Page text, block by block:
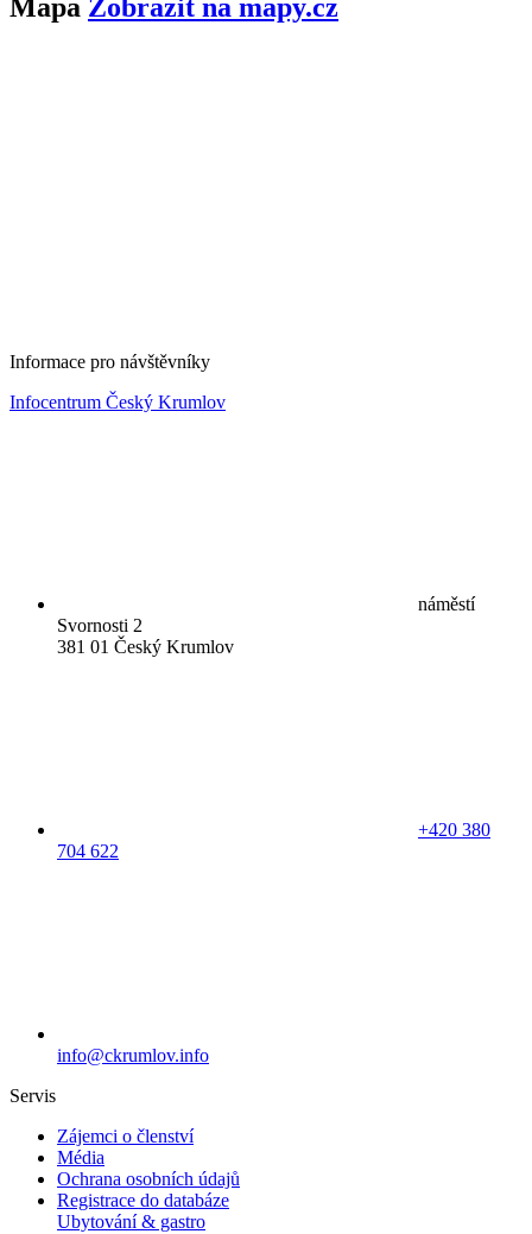
Mapa Zobrazit na mapy.cz
Informace pro návštěvníky
Infocentrum Český Krumlov
náměstí
Svornosti 2
381 01 Český Krumlov
+420 380
704 622
info@ckrumlov.info
Servis
Zájemci o členství
Média
Ochrana osobních údajů
Registrace do databáze
Ubytování & gastro